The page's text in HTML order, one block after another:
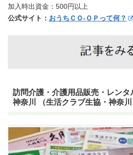
加入時出資金：500円以上
公式サイト： おうちＣＯ-ＯＰって何？
訪問介護・介護用品販売・レンタ
神奈川 （生活クラブ生協・神奈川